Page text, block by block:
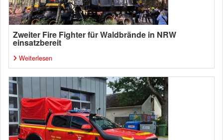
Zweiter Fire Fighter für Waldbrände in NRW
einsatzbereit
Weiterlesen